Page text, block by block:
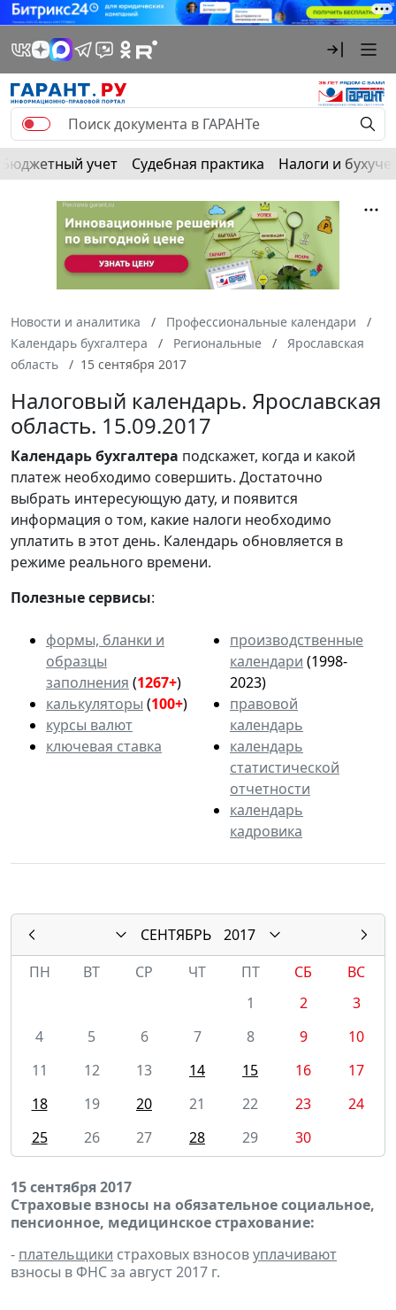
Бюджетный учет Судебная практика Налоги и
Новости и аналитика
Профессиональные календари
Календарь бухгалтера
Региональные
Ярославская
область
15 сентября 2017
Налоговый календарь. Ярославская
область. 15.09.2017
Календарьбухгалтера подскажет, когда и какой
платеж необходимо совершить. Достаточно
выбрать интересующую дату, и появится
информация о том, какие налоги необходимо
уплатить в этот день. Календарь обновляется в
режиме реального времени.
Полезные сервисы:
формы, бланки и
образцы
заполнения (1267+)
калькуляторы (100+)
курсы валют
ключевая ставка
производственные
календари (1998-
2023)
правовой
календарь
календарь
статистической
отчетности
календарь
кадровика
СЕНТЯБРЬ
2017
ПН
ВТ СР ЧТ ПТ СБ
ВС
1
2
3
4
5 6 7 8 9
10
11
12 13 14 15 16
17
18
19 20 21 22 23
24
25
26 27 28 29 30
15 сентября 2017
Страховые взносы на обязательное социальное,
пенсионное, медицинское страхование:
- плательщики страховых взносовуплачивают
взносы в ФНС за август 2017 г.